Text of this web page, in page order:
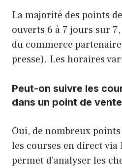
La majorité des points
ouverts 6 à 7 jours sur
du commerce
presse). Les horaires
Peut-on suivre les
dans un point de vente
Oui, de nombreux
les courses en direct via
permet d’analyser les